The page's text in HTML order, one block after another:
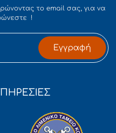
το email σας, για να
!
Εγγραφή